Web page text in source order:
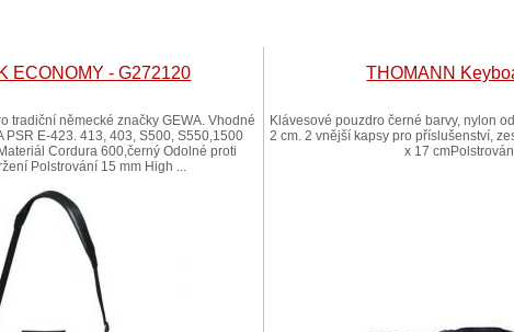
ECONOMY - G272120
tradiční německé značky GEWA. Vhodné
PSR E-423. 413, 403, S500, S550,1500
Cordura 600,černý Odolné proti
Polstrování 15 mm High ...
THOMANN
Klávesové pouzdro černé barvy, nylon
2 cm. 2 vnější kapsy pro příslušenství,
x 17